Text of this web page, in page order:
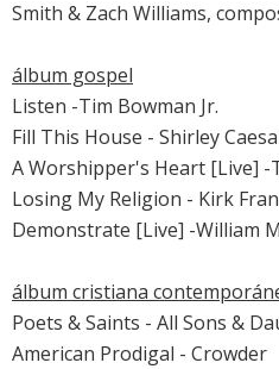
Smith & Zach Williams,
álbum gospel
Listen -Tim Bowman Jr.
Fill This House - Shirley
A Worshipper's Heart [Live] -
Losing My Religion - Kirk
Demonstrate [Live] -William
álbum cristiana
Poets & Saints - All Sons &
American Prodigal - Crowder